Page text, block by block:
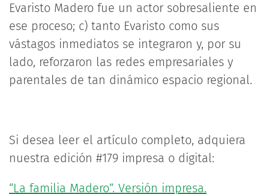
Evaristo Madero fue un actor sobresaliente en
ese proceso; c) tanto Evaristo como sus
vástagos inmediatos se integraron y, por su
lado, reforzaron las redes empresariales y
parentales de tan dinámico espacio regional.
Si desea leer el artículo completo, adquiera
nuestra edición #179 impresa o digital:
“La familia Madero”. Versión impresa.